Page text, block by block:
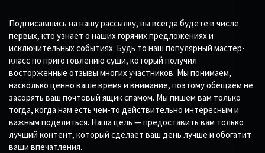
Подписавшись на нашу рассылку, вы всегда будете в числе
первых, кто узнает о наших горячих предложениях и
исключительных событиях. Будь то наш популярный мастер-
класс по приготовлению суши, который получил
восторженные отзывы многих участников. Мы понимаем,
насколько ценно ваше время и внимание, поэтому обещаем не
засорять ваш почтовый ящик спамом. Мы пишем вам только
тогда, когда нам есть чем-то действительно интересным и
важным поделиться. Наша цель — предоставить вам только
лучший контент, который сделает ваш день лучше и обогатит
ваши впечатления.